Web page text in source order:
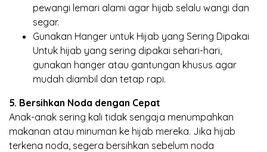
pewangi lemari alami agar hijab selalu wangi dan
segar.
Gunakan Hanger untuk Hijab yang Sering Dipakai
Untuk hijab yang sering dipakai sehari-hari,
gunakan hanger atau gantungan khusus agar
mudah diambil dan tetap rapi.
5. Bersihkan Noda dengan Cepat
Anak-anak sering kali tidak sengaja menumpahkan
makanan atau minuman ke hijab mereka. Jika hijab
terkena noda, segera bersihkan sebelum noda